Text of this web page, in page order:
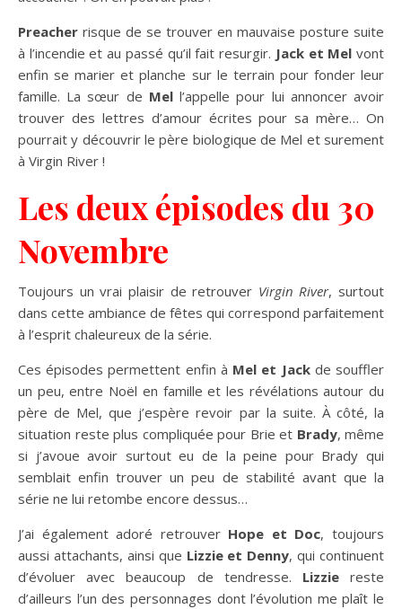
Preacher risque de se trouver en mauvaise posture suite
à l’incendie et au passé qu’il fait resurgir. Jack et Mel vont
enfin se marier et planche sur le terrain pour fonder leur
famille. La sœur de Mell’appelle pour lui annoncer avoir
trouver des lettres d’amour écrites pour sa mère… On
pourrait y découvrir le père biologique de Mel et surement
à Virgin River !
Les deux épisodes du 30
Novembre
Toujours un vrai plaisir de retrouver Virgin River, surtout
dans cette ambiance de fêtes qui correspond parfaitement
à l’esprit chaleureux de la série.
Ces épisodes permettent enfin à Mel et Jackde souffler
un peu, entre Noël en famille et les révélations autour du
père de Mel, que j’espère revoir par la suite. À côté, la
situation reste plus compliquée pour Brie et Brady, même
si j’avoue avoir surtout eu de la peine pour Brady qui
semblait enfin trouver un peu de stabilité avant que la
série ne lui retombe encore dessus…
J’ai également adoré retrouver Hope et Doc, toujours
aussi attachants, ainsi que Lizzie et Denny, qui continuent
d’évoluer avec beaucoup de tendresse. Lizziereste
d’ailleurs l’un des personnages dont l’évolution me plaît le